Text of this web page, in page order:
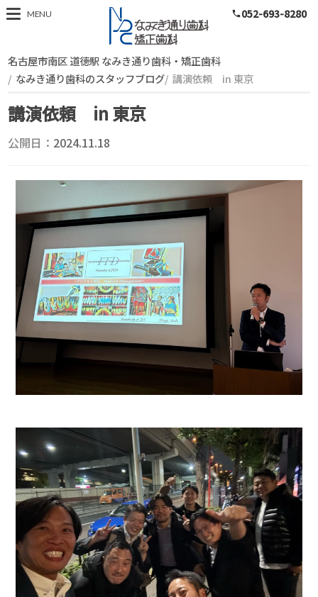
スタッフブログ
MENU phone052-693-8280
名古屋市南区 道徳駅 なみき通り歯科・矯正歯科
なみき通り歯科のスタッフブログ 講演依頼 in 東京
講演依頼 in 東京
公開日： 2024.11.18